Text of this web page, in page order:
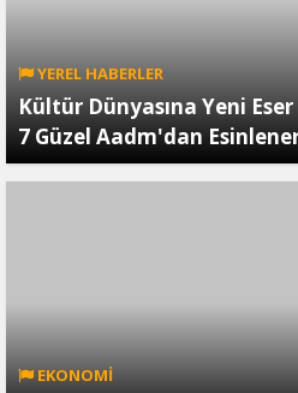
YEREL HABERLER
Kültür Dünyasına Yeni
7 Güzel Aadm'dan
EKONOMİ